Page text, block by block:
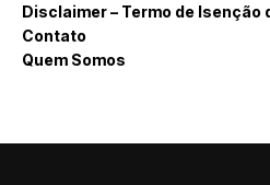
Disclaimer – Termo de Isenção
Contato
Quem Somos